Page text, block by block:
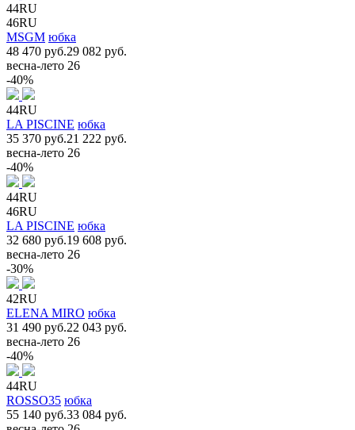
44RU
46RU
MSGM юбка
48 470 руб.29 082 руб.
весна-лето 26
-40%
44RU
LA PISCINE юбка
35 370 руб.21 222 руб.
весна-лето 26
-40%
44RU
46RU
LA PISCINE юбка
32 680 руб.19 608 руб.
весна-лето 26
-30%
42RU
ELENA MIRO юбка
31 490 руб.22 043 руб.
весна-лето 26
-40%
44RU
ROSSO35 юбка
55 140 руб.33 084 руб.